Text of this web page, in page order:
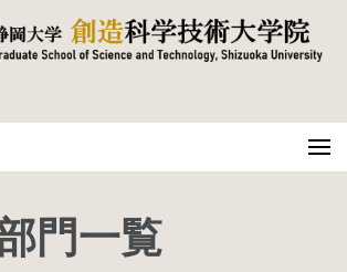
創造科学技術大学院
門一覧